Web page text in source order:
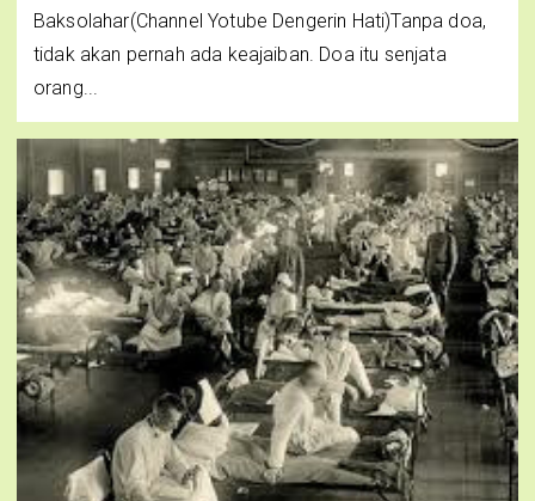
Baksolahar(Channel Yotube Dengerin Hati)Tanpa doa,
tidak akan pernah ada keajaiban. Doa itu senjata
orang...